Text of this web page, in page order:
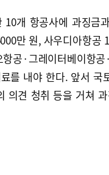
개 항공사에 과징금
만 원, 사우디아항공
공·그레이터베이항
를 내야 한다. 앞서 국
의견 청취 등을 거쳐